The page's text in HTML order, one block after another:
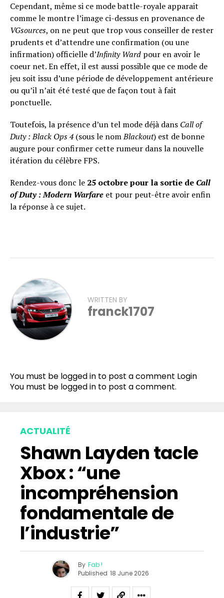
Cependant, même si ce mode battle-royale apparait
comme le montre l’image ci-dessus en provenance de
VGsources, on ne peut que trop vous conseiller de rester
prudents et d’attendre une confirmation (ou une
infirmation) officielle d’Infinity Ward pour en avoir le
coeur net. En effet, il est aussi possible que ce mode de
jeu soit issu d’une période de développement antérieure
ou qu’il n’ait été testé que de façon tout à fait
ponctuelle.
Toutefois, la présence d’un tel mode déjà dans Call of
Duty : Black Ops 4(sous le nomBlackout) est de bonne
augure pour confirmer cette rumeur dans la nouvelle
itération du célèbre FPS.
Rendez-vous donc le 25 octobre pour la sortie de Call
of Duty : Modern Warfare et pour peut-être avoir enfin
la réponse à ce sujet.
WRITTEN BY
franck1707
You must be logged in to post a comment Login
You must be logged in to post a comment.
ACTUALITÉ
Shawn Layden tacle
Xbox : “une
incompréhension
fondamentale de
l’industrie”
By Fab !
Published 18 June 2026